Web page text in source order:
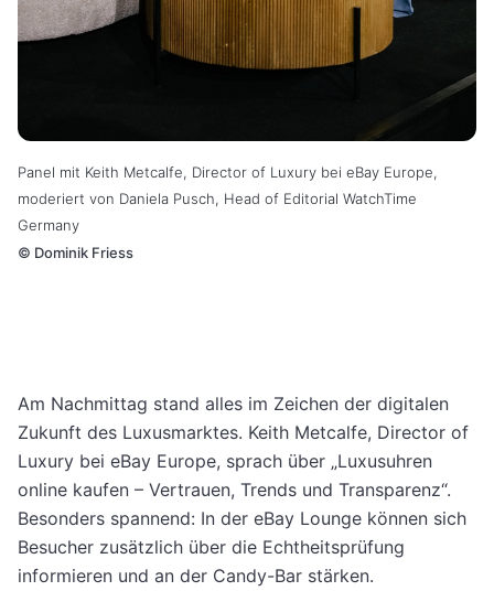
Panel mit Keith Metcalfe, Director of Luxury bei eBay Europe,
moderiert von Daniela Pusch, Head of Editorial WatchTime
Germany
© Dominik Friess
Am Nachmittag stand alles im Zeichen der digitalen
Zukunft des Luxusmarktes. Keith Metcalfe, Director of
Luxury bei eBay Europe, sprach über „Luxusuhren
online kaufen – Vertrauen, Trends und Transparenz“.
Besonders spannend: In der eBay Lounge können sich
Besucher zusätzlich über die Echtheitsprüfung
informieren und an der Candy-Bar stärken.